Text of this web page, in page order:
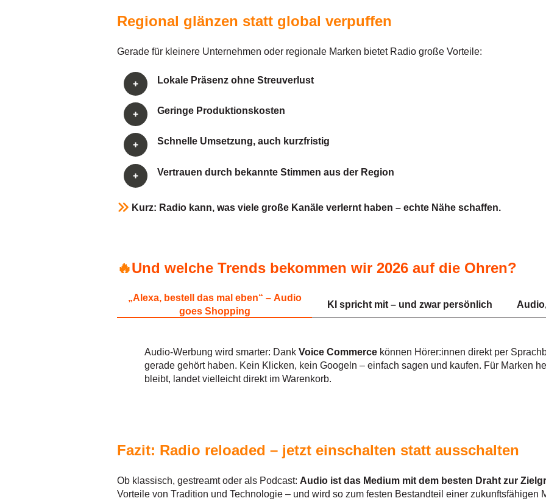
Regional glänzen statt global verpuffen
Gerade für kleinere Unternehmen oder regionale Marken bietet Radio große Vorteile:
Lokale Präsenz ohne Streuverlust
Geringe Produktionskosten
Schnelle Umsetzung, auch kurzfristig
Vertrauen durch bekannte Stimmen aus der Region
Kurz: Radio kann, was viele große Kanäle verlernt haben – echte Nähe schaffen.
🔥Und welche Trends bekommen wir 2026 auf die Ohren?
„Alexa, bestell das mal eben“ – Audio
goes Shopping
KI spricht mit – und zwar persönlich
Audio-Werbung wird smarter: Dank Voice Commercekönnen Hörer:innen direkt per
gerade gehört haben. Kein Klicken, kein Googeln – einfach sagen und kaufen. Für Marken
bleibt, landet vielleicht direkt im Warenkorb.
Fazit: Radio reloaded – jetzt einschalten statt ausschalten
Ob klassisch, gestreamt oder als Podcast: Audio ist das Medium mit dem besten Draht zur
Vorteile von Tradition und Technologie – und wird so zum festen Bestandteil einer zukunftsfähigen